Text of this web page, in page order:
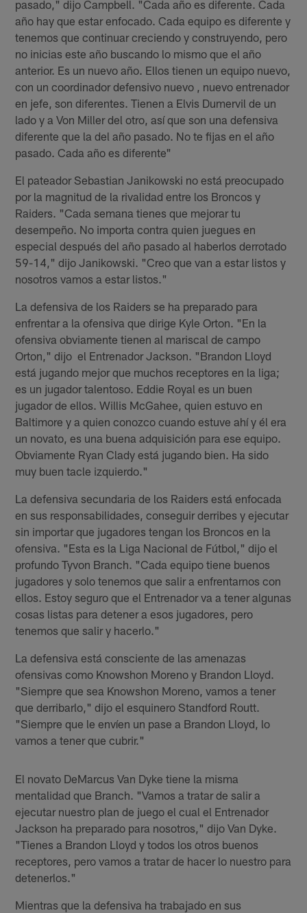
pasado," dijo Campbell. "Cada año es diferente. Cada
año hay que estar enfocado. Cada equipo es diferente y
tenemos que continuar creciendo y construyendo, pero
no inicias este año buscando lo mismo que el año
anterior. Es un nuevo año. Ellos tienen un equipo nuevo,
con un coordinador defensivo nuevo , nuevo entrenador
en jefe, son diferentes. Tienen a Elvis Dumervil de un
lado y a Von Miller del otro, así que son una defensiva
diferente que la del año pasado. No te fijas en el año
pasado. Cada año es diferente"
El pateador Sebastian Janikowski no está preocupado
por la magnitud de la rivalidad entre los Broncos y
Raiders. "Cada semana tienes que mejorar tu
desempeño. No importa contra quien juegues en
especial después del año pasado al haberlos derrotado
59-14," dijo Janikowski. "Creo que van a estar listos y
nosotros vamos a estar listos."
La defensiva de los Raiders se ha preparado para
enfrentar a la ofensiva que dirige Kyle Orton. "En la
ofensiva obviamente tienen al mariscal de campo
Orton," dijo el Entrenador Jackson. "Brandon Lloyd
está jugando mejor que muchos receptores en la liga;
es un jugador talentoso. Eddie Royal es un buen
jugador de ellos. Willis McGahee, quien estuvo en
Baltimore y a quien conozco cuando estuve ahí y él era
un novato, es una buena adquisición para ese equipo.
Obviamente Ryan Clady está jugando bien. Ha sido
muy buen tacle izquierdo."
La defensiva secundaria de los Raiders está enfocada
en sus responsabilidades, conseguir derribes y ejecutar
sin importar que jugadores tengan los Broncos en la
ofensiva. "Esta es la Liga Nacional de Fútbol," dijo el
profundo Tyvon Branch. "Cada equipo tiene buenos
jugadores y solo tenemos que salir a enfrentarnos con
ellos. Estoy seguro que el Entrenador va a tener algunas
cosas listas para detener a esos jugadores, pero
tenemos que salir y hacerlo."
La defensiva está consciente de las amenazas
ofensivas como Knowshon Moreno y Brandon Lloyd.
"Siempre que sea Knowshon Moreno, vamos a tener
que derribarlo," dijo el esquinero Standford Routt.
"Siempre que le envíen un pase a Brandon Lloyd, lo
vamos a tener que cubrir."
El novato DeMarcus Van Dyke tiene la misma
mentalidad que Branch. "Vamos a tratar de salir a
ejecutar nuestro plan de juego el cual el Entrenador
Jackson ha preparado para nosotros," dijo Van Dyke.
"Tienes a Brandon Lloyd y todos los otros buenos
receptores, pero vamos a tratar de hacer lo nuestro para
detenerlos."
Mientras que la defensiva ha trabajado en sus